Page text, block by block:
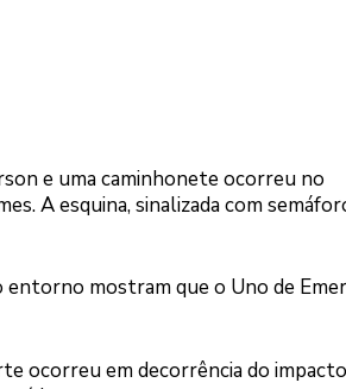
e uma caminhonete ocorreu no
A esquina, sinalizada com
entorno mostram que o Uno de
ocorreu em decorrência do